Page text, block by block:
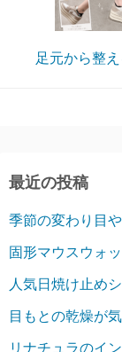
足元から整
最近の投稿
季節の変わり目
固形マウスウォッ
人気日焼け止め
目もとの乾燥が
リナチュラのイン